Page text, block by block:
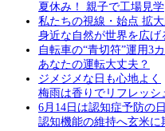
夏休み！ 親子で工場見学
私たちの視線・始点 拡大
身近な自然が世界を広げ
自転車の“青切符”運用3カ
あなたの運転大丈夫？
ジメジメな日も心地よく
梅雨は香りでリフレッシ
6月14日は認知症予防の日
認知機能の維持へ玄米に